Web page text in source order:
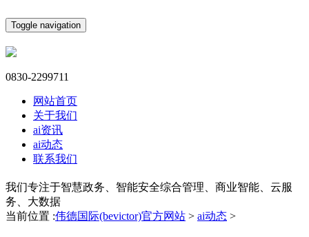
Toggle navigation
0830-2299711
网站首页
关于我们
ai资讯
ai动态
联系我们
我们专注于智慧政务、智能安全综合管理、商业智能、云服
务、大数据
当前位置 :伟德国际(bevictor)官方网站 > ai动态 >